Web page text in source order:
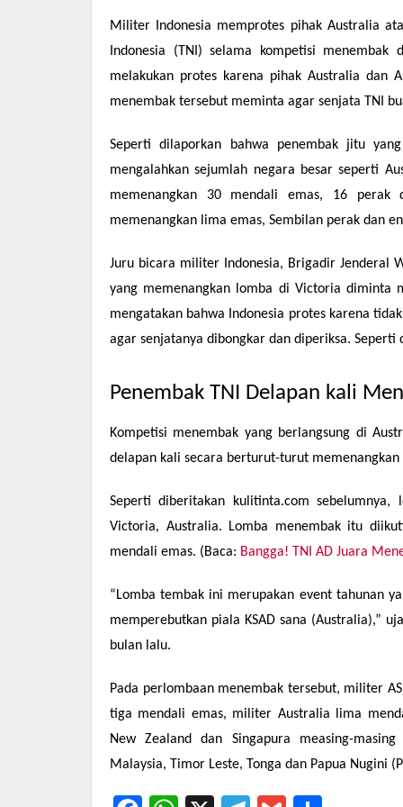
a
c
e
b
o
k
h
at
s
A
p
el
e
gr
a
m
ail
h
ar
e
Militer Indonesia memprotes pihak Australia
Indonesia (TNI) selama kompetisi
melakukan protes karena pihak Australia dan
menembak tersebut meminta agar senjata TNI
Seperti dilaporkan bahwa penembak jitu
mengalahkan sejumlah negara besar seperti
memenangkan 30 mendali emas, 16
memenangkan lima emas, Sembilan perak dan
Juru bicara militer Indonesia, Brigadir Jenderal
yang memenangkan lomba di Victoria diminta
mengatakan bahwa Indonesia protes karena
agar senjatanya dibongkar dan diperiksa.
Penembak TNI Delapan kali
Kompetisi menembak yang berlangsung di
delapan kali secara berturut-turut
Seperti diberitakan kulitinta.com
Victoria, Australia. Lomba menembak itu
mendali emas. (Baca: Bangga! TNI AD Juara
“Lomba tembak ini merupakan event tahunan
memperebutkan piala KSAD sana (Australia),”
bulan lalu.
Pada perlombaan menembak tersebut, militer
tiga mendali emas, militer Australia lima
New Zealand dan Singapura measing-
Malaysia, Timor Leste, Tonga dan Papua Nugini